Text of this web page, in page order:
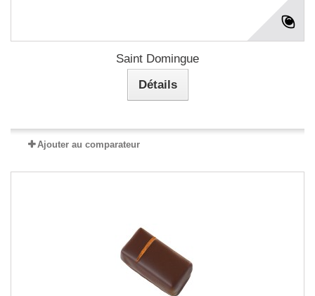
Saint Domingue
Détails
Ajouter au comparateur